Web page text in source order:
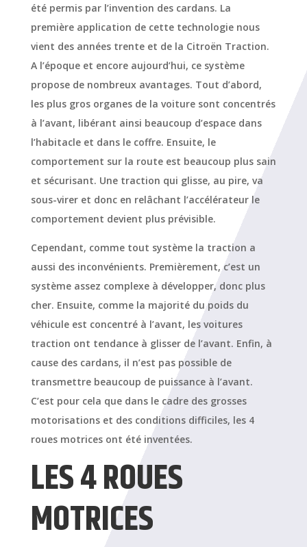
été permis par l’invention des cardans. La
première application de cette technologie nous
vient des années trente et de la Citroën Traction.
A l’époque et encore aujourd’hui, ce système
propose de nombreux avantages. Tout d’abord,
les plus gros organes de la voiture sont concentrés
à l’avant, libérant ainsi beaucoup d’espace dans
l’habitacle et dans le coffre. Ensuite, le
comportement sur la route est beaucoup plus sain
et sécurisant. Une traction qui glisse, au pire, va
sous-virer et donc en relâchant l’accélérateur le
comportement devient plus prévisible.
Cependant, comme tout système la traction a
aussi des inconvénients. Premièrement, c’est un
système assez complexe à développer, donc plus
cher. Ensuite, comme la majorité du poids du
véhicule est concentré à l’avant, les voitures
traction ont tendance à glisser de l’avant. Enfin, à
cause des cardans, il n’est pas possible de
transmettre beaucoup de puissance à l’avant.
C’est pour cela que dans le cadre des grosses
motorisations et des conditions difficiles, les 4
roues motrices ont été inventées.
LES 4 ROUES
MOTRICES